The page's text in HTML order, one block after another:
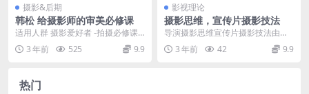
摄影&后期
韩松 给摄影师的审美必修课
适用人群 摄影爱好者 -拍摄必修课
职业摄影师 -需要构建理论体系的人
瓶颈创作...
3 年前 525 9.9
影视理论
摄影思维，宣传片摄影技法
导演摄影思维宣传片摄影技法由浅
入深基础核心教学
3 年前 42 9.9
热门